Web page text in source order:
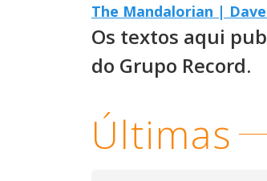
The Mandalorian |
Os textos aqui
do Grupo Record.
Últimas